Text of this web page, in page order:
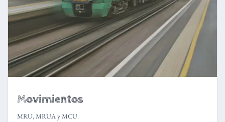
Movimientos
MRU, MRUA y MCU.